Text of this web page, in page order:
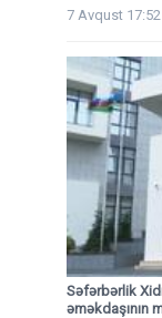
7 Avqust 17:52
Səfərbərlik
əməkdaşının